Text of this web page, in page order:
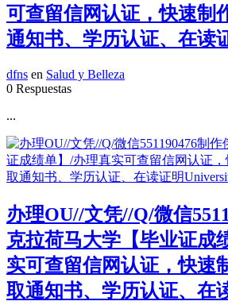
可查留信网认证，快速制
通知书、学历认证、在读
dfns en Salud y Belleza
0 Respuestas
...
办理OU//文凭//Q/微信
克拉荷马大学【毕业证成
实可查留信网认证，快速
取通知书、学历认证、在